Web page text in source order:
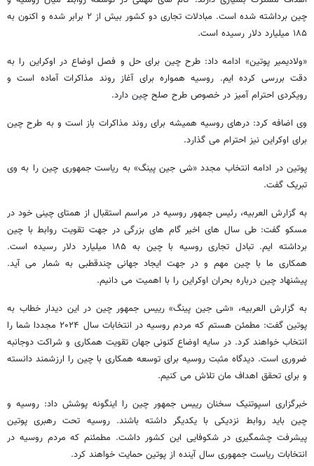
چین برداشته شده است. مبادلات تجاری دو کشور بیش از ۲ برابر شده و اکنون به
۱۸۵ میلیارد دلار رسیده است.
«ولادیمیر پوتین» ادامه داد: طرح چین برای حل و فصل اوضاع در اوکراین را به
دقت بررسی کرده ایم. روسیه همواره برای آغاز روند مذاکرات آماده است و
رویکردی احترام آمیز در خصوص طرح صلح چین دارد.
وی اضافه کرد: درهای روسیه همیشه برای روند مذاکرات باز است و به طرح چین
برای اوکراین نیز احترام می گذارد.
پوتین در ادامه انتخاب مجدد «شی جین پینگ» به ریاست جمهوری چین را به وی
تبریک گفت.
به گزارش العربیه، رئیس جمهور روسیه در مراسم استقبال از همتای چینی خود در
مسکو گفت: طی سال‌ های اخیر گام‌ های بزرگی در جهت تقویت روابط با چین
برداشته‌ ایم. تبادل تجاری روسیه با چین به ۱۸۵ میلیارد دلار رسیده است.
همکاری ما با چین مهم و در جهت ایجاد جهانی چندقطبی به شمار می آید.
پیشنهاد چین درباره بحران اوکراین را با اهمیت می‌ دانیم.
به گزارش العربیه، «شی جین پینگ» رییس جمهور چین در این دیدار خطاب به
پوتین گفت: مطمئن هستم که مردم روسیه در انتخابات سال ۲۰۲۴ مجددا شما را
انتخاب خواهند کرد. در سایه اوضاع کنونی جهان تقویت همکاری و شراکت دوجانبه
ضروری است. دیدگاه مثبت روسیه برای توسعه همکاری با چین را ارزشمند دانسته
و برای تحقق اهداف‌ مان‌ تلاش می‌ کنیم.
خبرگزاری اسپوتنیک سخنان رییس جمهور چین را اینگونه پوشش داد: روسیه و
چین باید روابط نزدیکی با یکدیگر داشته باشند. روسیه تحت رهبری پوتین
پیشرفت چشمگیری در شکوفایی این کشور داشت. مطمئنم که مردم روسیه در
انتخابات ریاست جمهوری سال آینده از پوتین حمایت خواهند کرد.